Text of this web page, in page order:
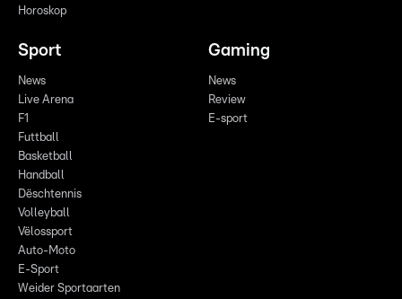
Horoskop
Sport
News
Live Arena
F1
Futtball
Basketball
Handball
Dëschtennis
Volleyball
Vëlossport
Auto-Moto
E-Sport
Weider Sportaarten
Gaming
News
Review
E-sport